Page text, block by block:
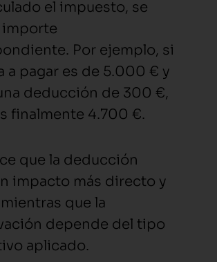
el impuesto, se
importe
Por ejemplo, si
a pagar es de 5.000 € y
deducción de 300 €,
finalmente 4.700 €.
que la deducción
impacto más directo y
que la
depende del tipo
aplicado.